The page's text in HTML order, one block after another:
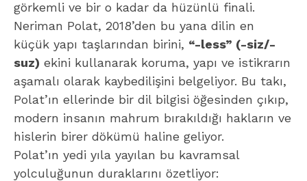
görkemli ve bir o kadar da hüzünlü finali.
Neriman Polat, 2018’den bu yana dilin en
küçük yapı taşlarından birini, “-less” (-siz/-
suz) ekini kullanarak koruma, yapı ve istikrarın
aşamalı olarak kaybedilişini belgeliyor. Bu takı,
Polat’ın ellerinde bir dil bilgisi öğesinden çıkıp,
modern insanın mahrum bırakıldığı hakların ve
hislerin birer dökümü haline geliyor.
Polat’ın yedi yıla yayılan bu kavramsal
yolculuğunun duraklarını özetliyor: